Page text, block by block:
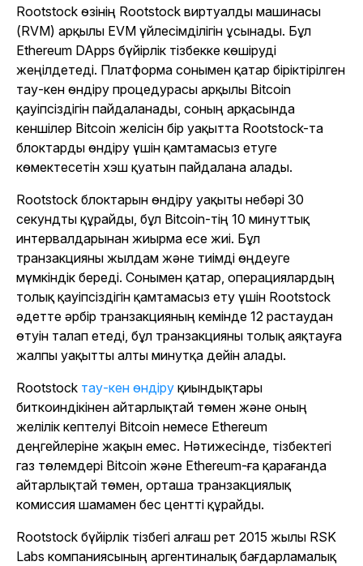
Rootstock өзінің Rootstock виртуалды машинасы
(RVM) арқылы EVM үйлесімділігін ұсынады. Бұл
Ethereum DApps бүйірлік тізбекке көшіруді
жеңілдетеді. Платформа сонымен қатар біріктірілген
тау-кен өндіру процедурасы арқылы Bitcoin
қауіпсіздігін пайдаланады, соның арқасында
кеншілер Bitcoin желісін бір уақытта Rootstock-та
блоктарды өндіру үшін қамтамасыз етуге
көмектесетін хэш қуатын пайдалана алады.
Rootstock блоктарын өндіру уақыты небәрі 30
секундты құрайды, бұл Bitcoin-тің 10 минуттық
интервалдарынан жиырма есе жиі. Бұл
транзакцияны жылдам және тиімді өңдеуге
мүмкіндік береді. Сонымен қатар, операциялардың
толық қауіпсіздігін қамтамасыз ету үшін Rootstock
әдетте әрбір транзакцияның кемінде 12 растаудан
өтуін талап етеді, бұл транзакцияны толық аяқтауға
жалпы уақытты алты минутқа дейін алады.
Rootstock тау-кен өндіру қиындықтары
биткоиндікінен айтарлықтай төмен және оның
желілік кептелуі Bitcoin немесе Ethereum
деңгейлеріне жақын емес. Нәтижесінде, тізбектегі
газ төлемдері Bitcoin және Ethereum-ға қарағанда
айтарлықтай төмен, орташа транзакциялық
комиссия шамамен бес центті құрайды.
Rootstock бүйірлік тізбегі алғаш рет 2015 жылы RSK
Labs компаниясының аргентиналық бағдарламалық